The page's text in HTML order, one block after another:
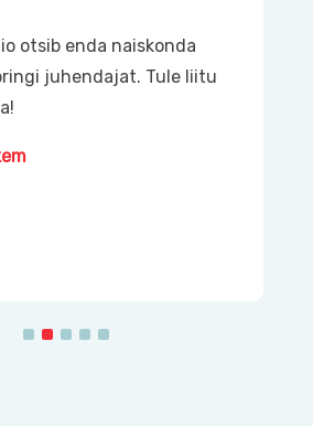
otsib enda naiskonda
juhendajat. Tule liitu